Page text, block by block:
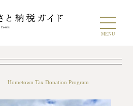
MENU
Hometown Tax Donation Program